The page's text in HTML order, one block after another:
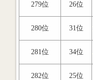
279位 26位
280位 31位
281位 34位
282位 25位